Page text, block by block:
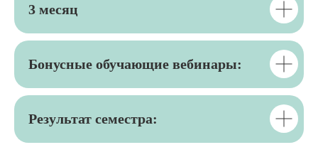
3 месяц
Бонусные обучающие вебинары:
Результат семестра: